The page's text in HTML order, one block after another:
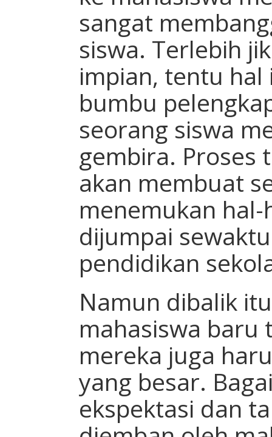
sangat
siswa. Terlebih
impian, tentu
bumbu
seorang siswa
gembira. Proses
akan membuat
menemukan
dijumpai
pendidikan
Namun dibalik
mahasiswa baru
mereka juga
yang besar.
ekspektasi dan